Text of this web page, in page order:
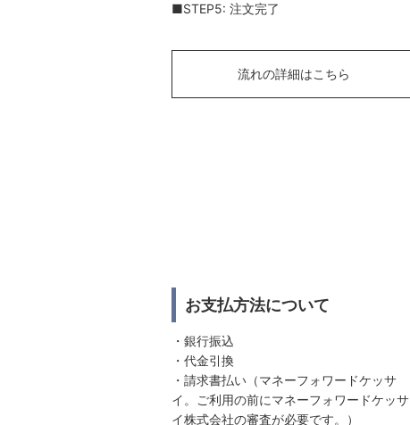
■STEP5: 注文完了
流れの詳細はこちら
お支払方法について
・銀行振込
・代金引換
・請求書払い（マネーフォワードケッサ
イ。ご利用の前にマネーフォワードケッサ
イ株式会社の審査が必要です。）